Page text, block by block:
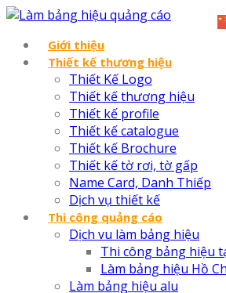
Giới thiệu
Thiết kế thương hiệu
Thiết Kế Logo
Thiết kế thương hiệu
Thiết kế profile
Thiết kế catalogue
Thiết kế Brochure
Thiết kế tờ rơi, tờ gấp
Name Card, Danh Thiếp
Dịch vụ thiết kế
Thi công quảng cáo
Dịch vu làm bảng hiệu
Thi công bảng hiệu
Làm bảng hiệu Hồ
Làm bảng hiệu alu